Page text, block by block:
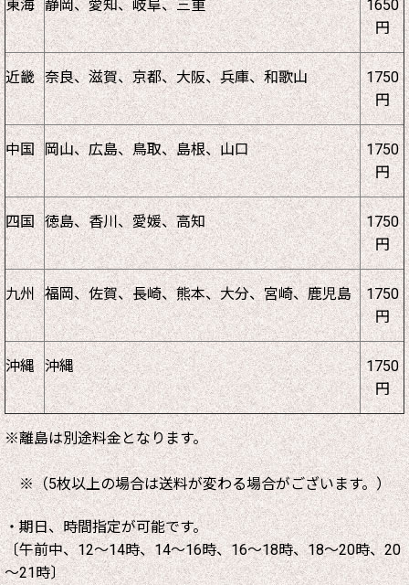
東海 静岡、愛知、岐阜、三重
1650
円
近畿 奈良、滋賀、京都、大阪、兵庫、和歌山
1750
円
中国 岡山、広島、鳥取、島根、山口
1750
円
四国 徳島、香川、愛媛、高知
1750
円
九州 福岡、佐賀、長崎、熊本、大分、宮崎、鹿児島
1750
円
沖縄 沖縄
1750
円
※離島は別途料金となります。
※（5枚以上の場合は送料が変わる場合がございます。）
・期日、時間指定が可能です。
〔午前中、12～14時、14～16時、16～18時、18～20時、20
～21時〕